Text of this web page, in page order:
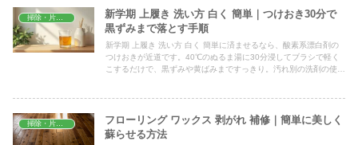
新学期 上履き 洗い方 白く 簡単｜つけおき30分で
黒ずみまで落とす手順
新学期 上履き 洗い方 白く 簡単に済ませるなら、酸素系漂白剤の
つけおきが近道です。40℃のぬるま湯に30分浸してブラシで軽く
こするだけで、黒ずみや黄ばみまですっきり。汚れ別の洗剤の使い
フローリング ワックス 剥がれ 補修｜簡単に美しく
蘇らせる方法